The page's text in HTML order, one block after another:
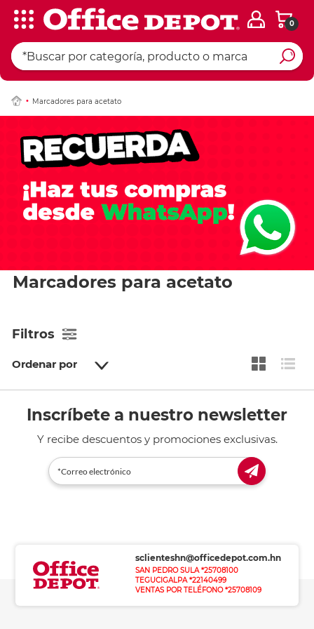
0
Marcadores para acetato
Marcadores para acetato
Filtros
Ordenar por
Inscríbete a nuestro newsletter
Y recibe descuentos y promociones exclusivas.
sclienteshn@officedepot.com.hn
SAN PEDRO SULA *25708100
TEGUCIGALPA *22140499
VENTAS POR TELÉFONO *25708109